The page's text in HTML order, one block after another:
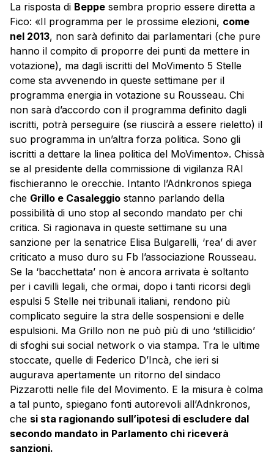
La risposta di Beppe sembra proprio essere diretta a
Fico: «Il programma per le prossime elezioni, come
nel 2013, non sarà definito dai parlamentari (che pure
hanno il compito di proporre dei punti da mettere in
votazione), ma dagli iscritti del MoVimento 5 Stelle
come sta avvenendo in queste settimane per il
programma energia in votazione su Rousseau. Chi
non sarà d’accordo con il programma definito dagli
iscritti, potrà perseguire (se riuscirà a essere rieletto) il
suo programma in un’altra forza politica. Sono gli
iscritti a dettare la linea politica del MoVimento». Chissà
se al presidente della commissione di vigilanza RAI
fischieranno le orecchie. Intanto l’Adnkronos spiega
che Grillo e Casaleggio stanno parlando della
possibilità di uno stop al secondo mandato per chi
critica. Si ragionava in queste settimane su una
sanzione per la senatrice Elisa Bulgarelli, ‘rea’ di aver
criticato a muso duro su Fb l’associazione Rousseau.
Se la ‘bacchettata’ non è ancora arrivata è soltanto
per i cavilli legali, che ormai, dopo i tanti ricorsi degli
espulsi 5 Stelle nei tribunali italiani, rendono più
complicato seguire la stra delle sospensioni e delle
espulsioni. Ma Grillo non ne può più di uno ‘stillicidio’
di sfoghi sui social network o via stampa. Tra le ultime
stoccate, quelle di Federico D’Incà, che ieri si
augurava apertamente un ritorno del sindaco
Pizzarotti nelle file del Movimento. E la misura è colma
a tal punto, spiegano fonti autorevoli all’Adnkronos,
che si sta ragionando sull’ipotesi di escludere dal
secondo mandato in Parlamento chi riceverà
sanzioni.